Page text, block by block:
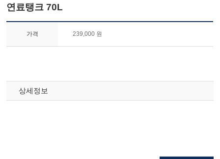
연료탱크 70L
가격 239,000 원
상세정보